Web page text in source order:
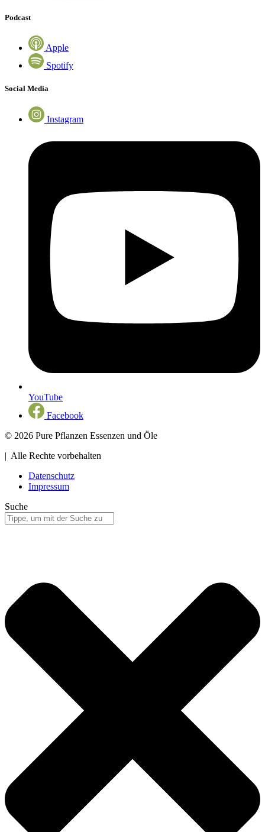
Podcast
Apple
Spotify
Social Media
Instagram
YouTube
Facebook
© 2026 Pure Pflanzen Essenzen und Öle
| Alle Rechte vorbehalten
Datenschutz
Impressum
Suche